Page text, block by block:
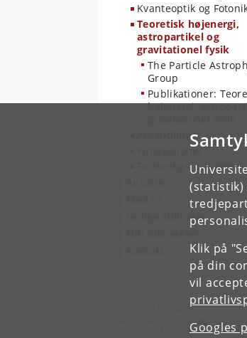
(statistik)
Klik på
på din
vil
Googles
Kvanteoptik og
Teoretisk højenergi,
astropartikel og
gravitationel fysik
The Particle
Group
Publikationer:
højenergi,
Afhandlinger
Publikationer
Forskningsfaciliteter
Ledige stillinger
Niels Bohr Institutet
Jagtvej 155 A, 2200 København N.